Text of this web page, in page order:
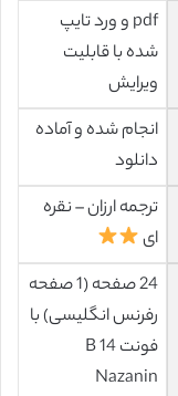
pdf و ورد تایپ
شده با قابلیت
ویرایش
انجام شده و آماده
دانلود
ترجمه ارزان – نقره
ای
24 صفحه (1 صفحه
رفرنس انگلیسی) با
فونت 14 B
Nazanin